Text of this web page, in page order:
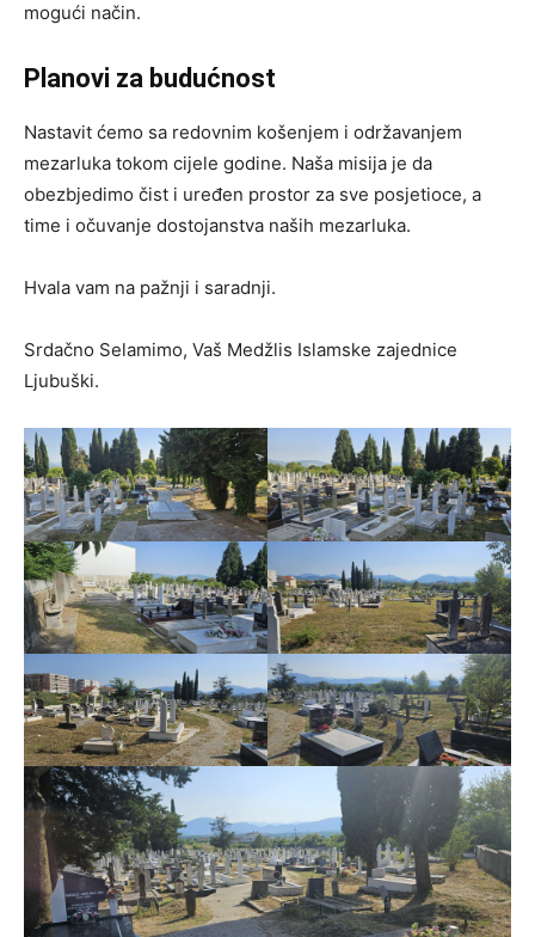
mogući način.
Planovi za budućnost
Nastavit ćemo sa redovnim košenjem i održavanjem
mezarluka tokom cijele godine. Naša misija je da
obezbjedimo čist i uređen prostor za sve posjetioce, a
time i očuvanje dostojanstva naših mezarluka.
Hvala vam na pažnji i saradnji.
Srdačno Selamimo, Vaš Medžlis Islamske zajednice
Ljubuški.